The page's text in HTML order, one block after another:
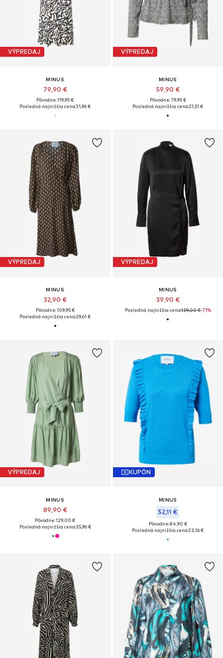
VÝPREDAJ
MINUS
79,90 €
Pôvodne: 119,95 €
Posledná najnižšia cena:31,96 €
VÝPREDAJ
MINUS
59,90 €
Pôvodne: 79,95 €
Posledná najnižšia cena:21,51 €
VÝPREDAJ
MINUS
32,90 €
Pôvodne: 109,95 €
Posledná najnižšia cena:29,61 €
VÝPREDAJ
MINUS
39,90 €
Posledná najnižšia cena:139,00 €-71%
VÝPREDAJ
MINUS
89,90 €
Pôvodne: 129,00 €
Posledná najnižšia cena:35,96 €
KUPÓN
MINUS
52,11 €
Pôvodne: 84,90 €
Posledná najnižšia cena:23,16 €